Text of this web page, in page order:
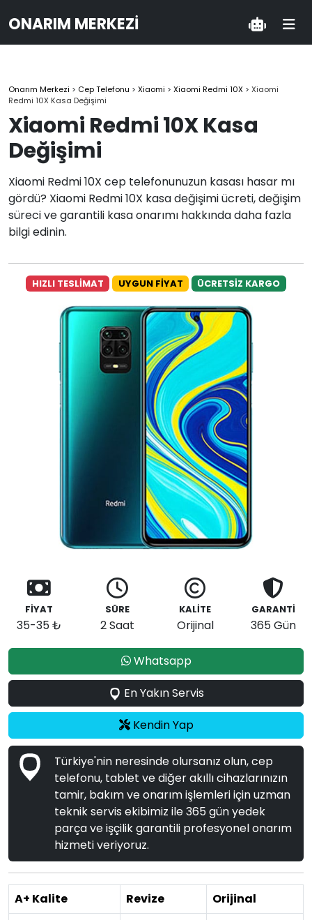
ONARIM MERKEZI
Onarım Merkezi > Cep Telefonu > Xiaomi > Xiaomi Redmi 10X > Xiaomi
Redmi 10X Kasa Değişimi
Xiaomi Redmi 10X Kasa
Değişimi
Xiaomi Redmi 10X cep telefonunuzun kasası hasar mı
gördü? Xiaomi Redmi 10X kasa değişimi ücreti, değişim
süreci ve garantili kasa onarımı hakkında daha fazla
bilgi edinin.
HIZLI TESLİMAT UYGUN FİYAT ÜCRETSİZ KARGO
FİYAT
35-35 ₺
SÜRE
2 Saat
KALİTE
Orijinal
GARANTİ
365 Gün
Whatsapp
En Yakın Servis
Kendin Yap
Türkiye'nin neresinde olursanız olun, cep
telefonu, tablet ve diğer akıllı cihazlarınızın
tamir, bakım ve onarım işlemleri için uzman
teknik servis ekibimiz ile 365 gün yedek
parça ve işçilik garantili profesyonel onarım
hizmeti veriyoruz.
A+ Kalite Revize Orijinal